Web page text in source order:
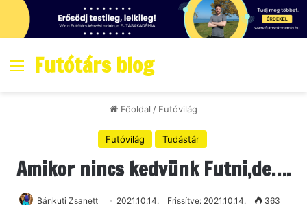
Menő
Futótárs blog
Főoldal / Futóvilág
Futóvilág Tudástár
Amikor nincs kedvünk Futni,de….
Bánkuti Zsanett 2021.10.14. Frissítve: 2021.10.14. 363